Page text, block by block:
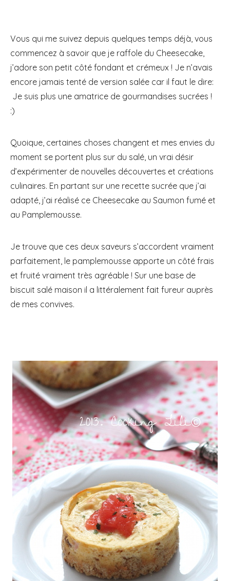
Vous qui me suivez depuis quelques temps déjà, vous
commencez à savoir que je raffole du Cheesecake,
j’adore son petit côté fondant et crémeux ! Je n’avais
encore jamais tenté de version salée car il faut le dire:
Je suis plus une amatrice de gourmandises sucrées !
:)
Quoique, certaines choses changent et mes envies du
moment se portent plus sur du salé, un vrai désir
d’expérimenter de nouvelles découvertes et créations
culinaires. En partant sur une recette sucrée que j’ai
adapté, j’ai réalisé ce Cheesecake au Saumon fumé et
au Pamplemousse.
Je trouve que ces deux saveurs s’accordent vraiment
parfaitement, le pamplemousse apporte un côté frais
et fruité vraiment très agréable ! Sur une base de
biscuit salé maison il a littéralement fait fureur auprès
de mes convives.